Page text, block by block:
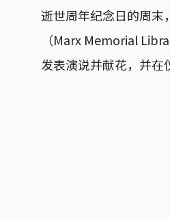
逝世周年纪念日的周
（Marx Memorial
发表演说并献花，并在